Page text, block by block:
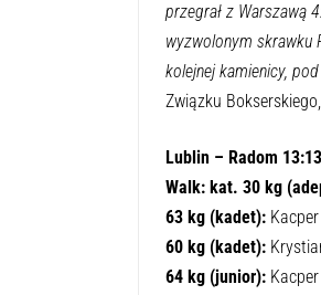
przegrał z Warszawą
wyzwolonym skrawku
kolejnej kamienicy,
Związku
Lublin – Radom 13:13
Walk: kat. 30 kg
63 kg (kadet):Kacper
60 kg (kadet):
64 kg (junior):Kacper